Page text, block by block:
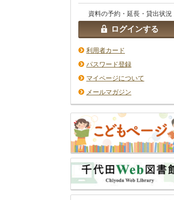
資料の予約・延長・貸出状況
ログインする
利用者カード
パスワード登録
マイページについて
メールマガジン